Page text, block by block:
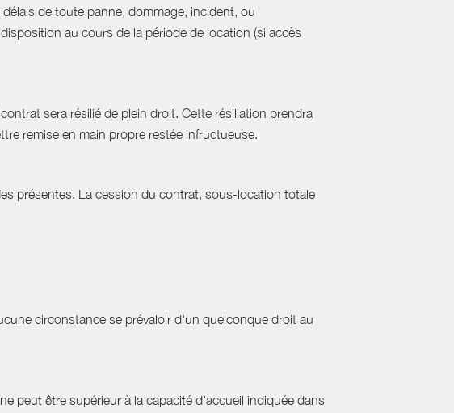
de toute panne, dommage, incident, ou
au cours de la période de location (si accès
sera résilié de plein droit. Cette résiliation prendra
remise en main propre restée infructueuse.
présentes. La cession du contrat, sous-location totale
circonstance se prévaloir d'un quelconque droit au
peut être supérieur à la capacité d’accueil indiquée dans